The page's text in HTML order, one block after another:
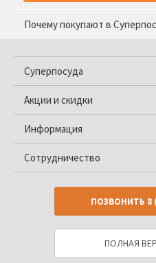
Почему покупают в
Суперпосуда
Акции и скидки
Информация
Сотрудничество
ПОЗВОНИТЬ 8
ПОЛНАЯ